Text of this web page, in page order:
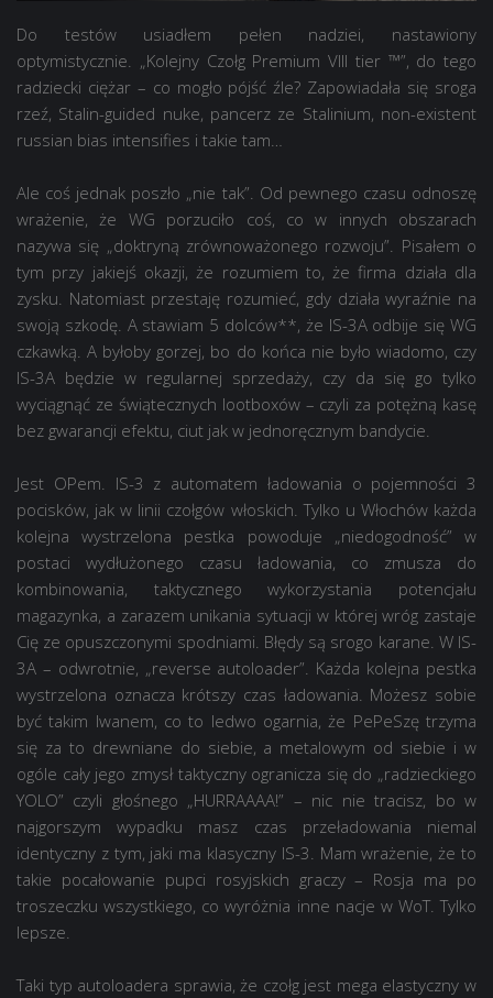
Do testów usiadłem pełen nadziei, nastawiony
optymistycznie. „Kolejny Czołg Premium VIII tier ™”, do tego
radziecki ciężar – co mogło pójść źle? Zapowiadała się sroga
rzeź, Stalin-guided nuke, pancerz ze Stalinium, non-existent
russian bias intensifies i takie tam…
Ale coś jednak poszło „nie tak”. Od pewnego czasu odnoszę
wrażenie, że WG porzuciło coś, co w innych obszarach
nazywa się „doktryną zrównoważonego rozwoju”. Pisałem o
tym przy jakiejś okazji, że rozumiem to, że firma działa dla
zysku. Natomiast przestaję rozumieć, gdy działa wyraźnie na
swoją szkodę. A stawiam 5 dolców**, że IS-3A odbije się WG
czkawką. A byłoby gorzej, bo do końca nie było wiadomo, czy
IS-3A będzie w regularnej sprzedaży, czy da się go tylko
wyciągnąć ze świątecznych lootboxów – czyli za potężną kasę
bez gwarancji efektu, ciut jak w jednoręcznym bandycie.
Jest OPem. IS-3 z automatem ładowania o pojemności 3
pocisków, jak w linii czołgów włoskich. Tylko u Włochów każda
kolejna wystrzelona pestka powoduje „niedogodność” w
postaci wydłużonego czasu ładowania, co zmusza do
kombinowania, taktycznego wykorzystania potencjału
magazynka, a zarazem unikania sytuacji w której wróg zastaje
Cię ze opuszczonymi spodniami. Błędy są srogo karane. W IS-
3A – odwrotnie, „reverse autoloader”. Każda kolejna pestka
wystrzelona oznacza krótszy czas ładowania. Możesz sobie
być takim Iwanem, co to ledwo ogarnia, że PePeSzę trzyma
się za to drewniane do siebie, a metalowym od siebie i w
ogóle cały jego zmysł taktyczny ogranicza się do „radzieckiego
YOLO” czyli głośnego „HURRAAAA!” – nic nie tracisz, bo w
najgorszym wypadku masz czas przeładowania niemal
identyczny z tym, jaki ma klasyczny IS-3. Mam wrażenie, że to
takie pocałowanie pupci rosyjskich graczy – Rosja ma po
troszeczku wszystkiego, co wyróżnia inne nacje w WoT. Tylko
lepsze.
Taki typ autoloadera sprawia, że czołg jest mega elastyczny w